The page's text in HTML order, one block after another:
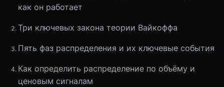
как он работает
Три ключевых закона теории Вайкоффа
Пять фаз распределения и их ключевые события
Как определить распределение по объёму и
ценовым сигналам